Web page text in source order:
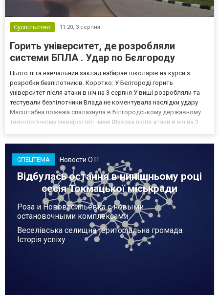
Суспільство 11:20, 3 серпня
Горить університет, де розробляли
системи БПЛА . Удар по Бєлгороду
Цього літа навчальний заклад набирав школярів на курси з
розробки безпілотників. Коротко: У Бєлгороді горить
університет після атаки в ніч на 3 серпня У виші розробляли та
тестували безпілотники Влада не коментувала наслідки удару
Масштабна пожежа спалахнула в Білгородському державному
технологічному університеті імені Шухова після атаки в ніч на 3
СПЕЦТЕМА Новости ОТГ
Відбулась остання в нинішньому році
сесія Токмацької міськради
Роза и Нововасильевка с новыми
остановочными комплексами
Веселівська селищна територіальна громада.
Історія успіху